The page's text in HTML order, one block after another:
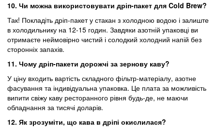
10. Чи можна використовувати дріп-пакет для Cold Brew?
Так! Покладіть дріп-пакет у стакан з холодною водою і залиште
в холодильнику на 12-15 годин. Завдяки азотній упаковці ви
отримаєте неймовірно чистий і солодкий холодний напій без
сторонніх запахів.
11. Чому дріп-пакети дорожчі за зернову каву?
У ціну входить вартість складного фільтр-матеріалу, азотне
фасування та індивідуальна упаковка. Це плата за можливість
випити свіжу каву ресторанного рівня будь-де, не маючи
обладнання за тисячі доларів.
12. Як зрозуміти, що кава в дріпі окислилася?